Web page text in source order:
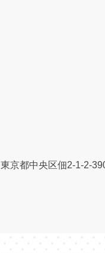
東京都中央区佃2-1-2-